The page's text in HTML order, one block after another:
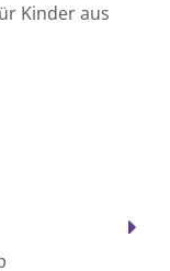
Kinder aus